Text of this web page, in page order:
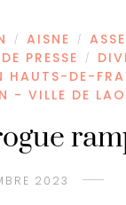
/ AISNE /
PRESSE /
HAUTS-DE-
- VILLE DE
2023